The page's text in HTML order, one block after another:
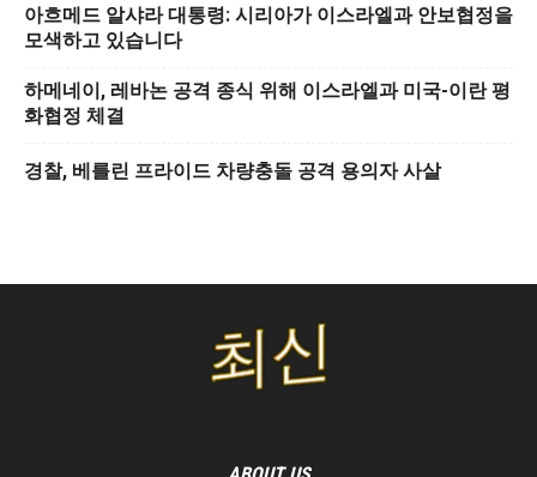
아흐메드 알샤라 대통령: 시리아가 이스라엘과 안보협정을
모색하고 있습니다
하메네이, 레바논 공격 종식 위해 이스라엘과 미국-이란 평
화협정 체결
경찰, 베를린 프라이드 차량충돌 공격 용의자 사살